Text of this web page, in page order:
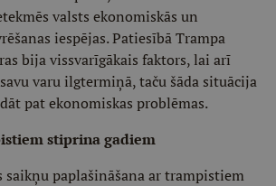
valsts ekonomiskās un
iespējas. Patiesībā Trampa
bija vissvarīgākais faktors, lai arī
varu ilgtermiņā, taču šāda situācija
pat ekonomiskas problēmas.
stiprina gadiem
saikņu paplašināšana ar trampistiem